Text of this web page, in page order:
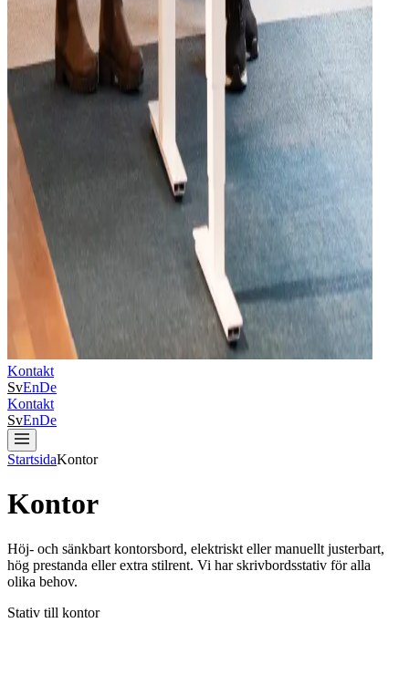
Kontakt
SvEnDe
Kontakt
SvEnDe
StartsidaKontor
Kontor
Höj- och sänkbart kontorsbord, elektriskt eller manuellt justerbart,
hög prestanda eller extra stilrent. Vi har skrivbordsstativ för alla
olika behov.
Stativ till kontor